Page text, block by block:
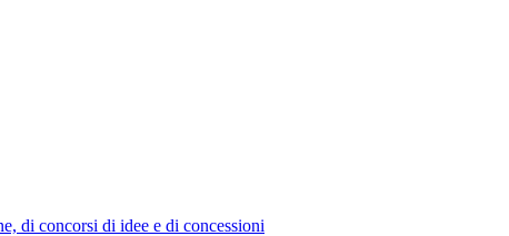
di concorsi di idee e di concessioni